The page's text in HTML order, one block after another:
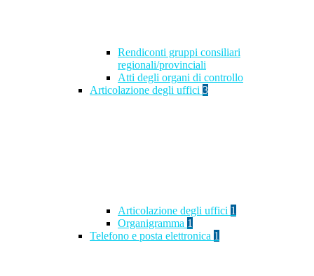
Rendiconti gruppi consiliari
regionali/provinciali
Atti degli organi di controllo
Articolazione degli uffici 3
Articolazione degli uffici 1
Organigramma 1
Telefono e posta elettronica 1